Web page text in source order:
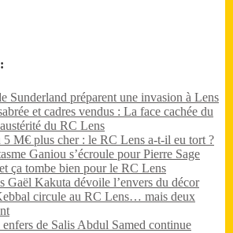
Sunderland préparent une invasion à Lens
et cadres vendus : La face cachée du
du RC Lens
5 M€ plus cher : le RC Lens a-t-il eu tort ?
Ganiou s’écroule pour Pierre Sage
ça tombe bien pour le RC Lens
Gaël Kakuta dévoile l’envers du décor
circule au RC Lens… mais deux
de Salis Abdul Samed continue